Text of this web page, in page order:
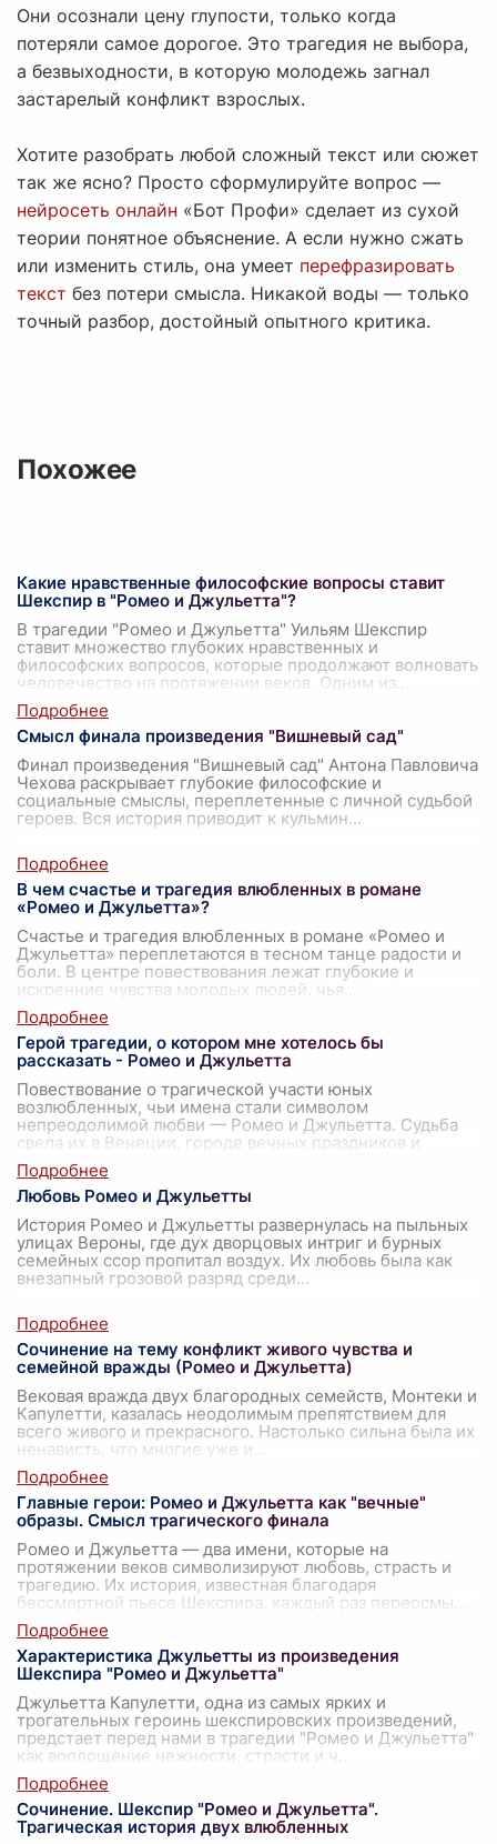
Они осознали цену глупости, только когда
потеряли самое дорогое. Это трагедия не выбора,
а безвыходности, в которую молодежь загнал
застарелый конфликт взрослых.
Хотите разобрать любой сложный текст или сюжет
так же ясно? Просто сформулируйте вопрос —
нейросеть онлайн «Бот Профи» сделает из сухой
теории понятное объяснение. А если нужно сжать
или изменить стиль, она умеет перефразировать
текст без потери смысла. Никакой воды — только
точный разбор, достойный опытного критика.
Похожее
Какие нравственные философские вопросы ставит
Шекспир в "Ромео и Джульетта"?
В трагедии "Ромео и Джульетта" Уильям Шекспир
ставит множество глубоких нравственных и
философских вопросов, которые продолжают волновать
человечество на протяжении веков. Одним из
Смысл финала произведения "Вишневый сад"
Финал произведения "Вишневый сад" Антона Павловича
Чехова раскрывает глубокие философские и
социальные смыслы, переплетенные с личной судьбой
героев. Вся история приводит к кульмин...
В чем счастье и трагедия влюбленных в романе
«Ромео и Джульетта»?
Счастье и трагедия влюбленных в романе «Ромео и
Джульетта» переплетаются в тесном танце радости и
боли. В центре повествования лежат глубокие и
искренние чувства молодых людей, чья
Герой трагедии, о котором мне хотелось бы
рассказать - Ромео и Джульетта
Повествование о трагической участи юных
возлюбленных, чьи имена стали символом
непреодолимой любви — Ромео и Джульетта. Судьба
свела их в Венеции, городе вечных праздников и
феери
...
Любовь Ромео и Джульетты
История Ромео и Джульетты развернулась на пыльных
улицах Вероны, где дух дворцовых интриг и бурных
семейных ссор пропитал воздух. Их любовь была как
внезапный грозовой разряд среди...
Сочинение на тему конфликт живого чувства и
семейной вражды (Ромео и Джульетта)
Вековая вражда двух благородных семейств, Монтеки и
Капулетти, казалась неодолимым препятствием для
всего живого и прекрасного. Настолько сильна была их
ненависть, что многие уже и
Главные герои: Ромео и Джульетта как "вечные"
образы. Смысл трагического финала
Ромео и Джульетта — два имени, которые на
протяжении веков символизируют любовь, страсть и
трагедию. Их история, известная благодаря
бессмертной пьесе Шекспира, каждый раз переосмы
Характеристика Джульетты из произведения
Шекспира "Ромео и Джульетта"
Джульетта Капулетти, одна из самых ярких и
трогательных героинь шекспировских произведений,
предстает перед нами в трагедии "Ромео и Джульетта"
как воплощение нежности, страсти и ч
Сочинение. Шекспир "Ромео и Джульетта".
Трагическая история двух влюбленных